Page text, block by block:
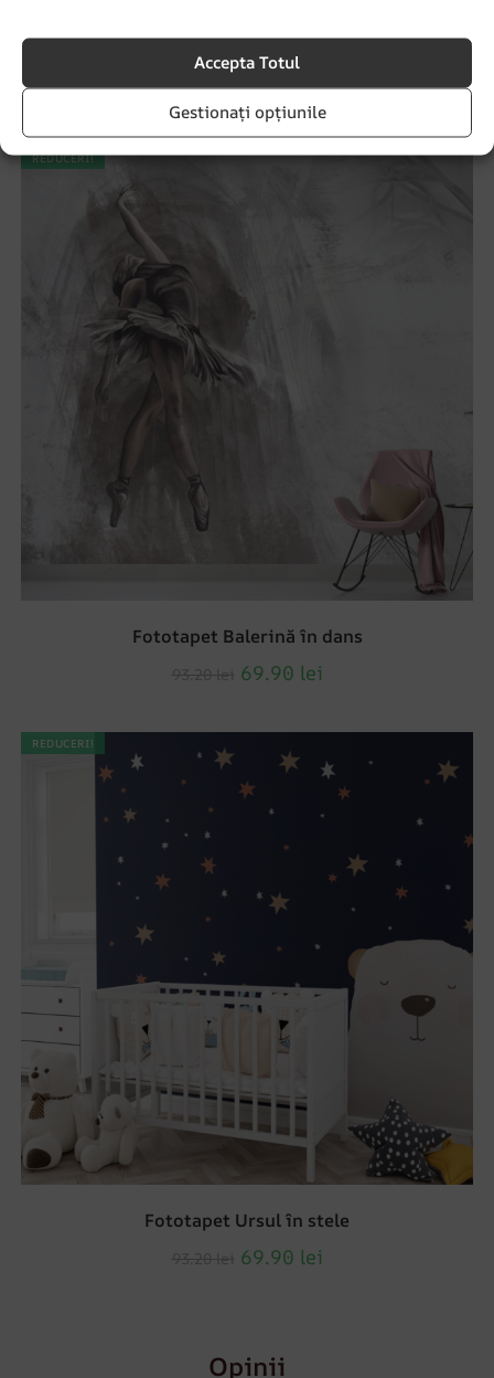
Accepta Totul
Gestionați opțiunile
Fototapet Saxofonist
93.20lei 69.90lei
REDUCERI!
Fototapet Balerină în dans
69.90 lei
REDUCERI!
Fototapet Ursul în stele
69.90 lei
Opinii